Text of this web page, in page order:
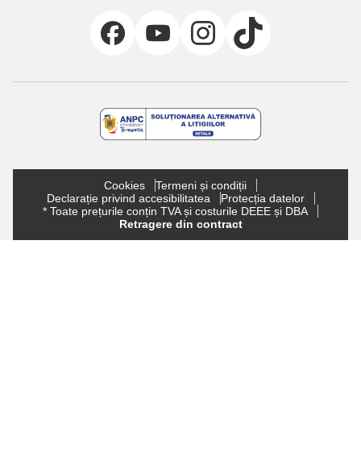
Cookies
Termeni și condiții
Declarație privind accesibilitatea
Protecția datelor
* Toate prețurile conțin TVA și costurile DEEE și DBA
Retragere din contract